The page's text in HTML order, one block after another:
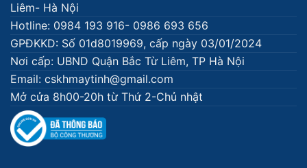
Liêm- Hà Nội
Hotline: 0984 193 916- 0986 693 656
GPĐKKD: Số 01d8019969, cấp ngày 03/01/2024
Nơi cấp: UBND Quận Bắc Từ Liêm, TP Hà Nội
Email: cskhmaytinh@gmail.com
Mở cửa 8h00-20h từ Thứ 2-Chủ nhật